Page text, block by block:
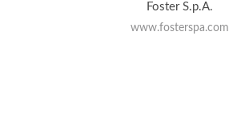
Foster S.p.A.
www.fosterspa.com